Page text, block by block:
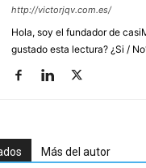
http://victorjqv.com.es/
Hola, soy el fundador de
gustado esta lectura? ¿Si /
Más del autor